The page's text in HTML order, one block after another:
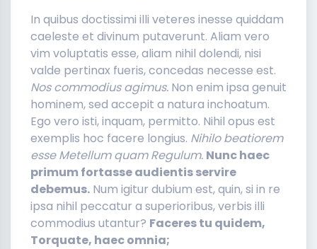
In quibus doctissimi illi veteres inesse quiddam
caeleste et divinum putaverunt. Aliam vero
vim voluptatis esse, aliam nihil dolendi, nisi
valde pertinax fueris, concedas necesse est.
Nos commodius agimus. Non enim ipsa genuit
hominem, sed accepit a natura inchoatum.
Ego vero isti, inquam, permitto. Nihil opus est
exemplis hoc facere longius. Nihilo beatiorem
esse Metellum quam Regulum. Nunc haec
primum fortasse audientis servire
debemus. Num igitur dubium est, quin, si in re
ipsa nihil peccatur a superioribus, verbis illi
commodius utantur? Faceres tu quidem,
Torquate, haec omnia;